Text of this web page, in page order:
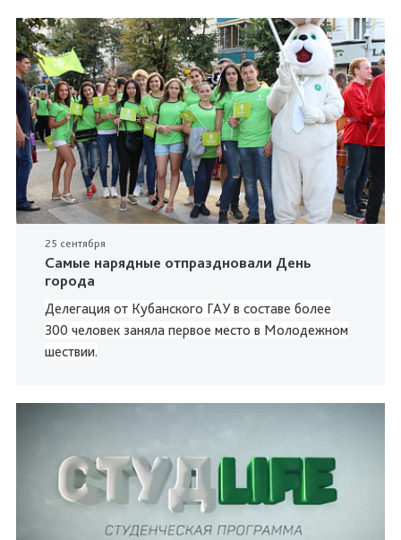
25 сентября
Самые нарядные отпраздновали День
города
Делегация от Кубанского ГАУ в составе более
300 человек заняла первое место в Молодежном
шествии.